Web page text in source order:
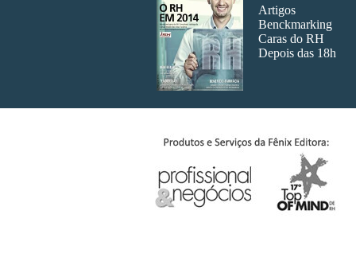
Edição 178 Edição
Edição
Artigos
Benckmarking
Caras do RH
Depois das 18h